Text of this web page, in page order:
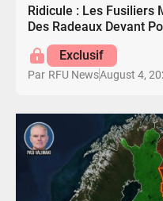
Ridicule : Les Fusiliers
Des Radeaux Devant
Exclusif
Par RFU NewsAugust 4,